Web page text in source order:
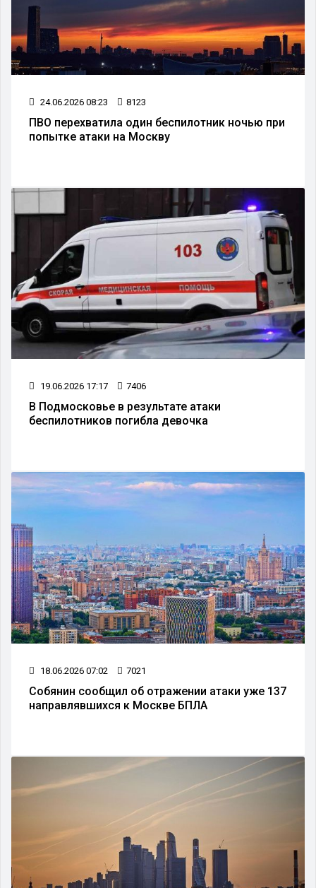
24.06.2026 08:23 8123
ПВО перехватила один беспилотник ночью при
попытке атаки на Москву
19.06.2026 17:17 7406
В Подмосковье в результате атаки
беспилотников погибла девочка
18.06.2026 07:02 7021
Собянин сообщил об отражении атаки уже 137
направлявшихся к Москве БПЛА